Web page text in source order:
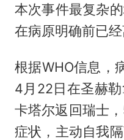
本次事件最复杂
在病原明确前已经
根据WHO信息，
4月22日在圣赫
卡塔尔返回瑞士
症状，主动自我